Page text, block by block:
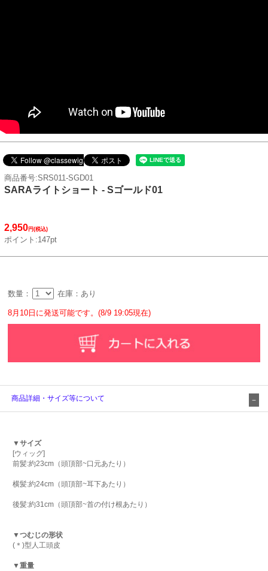
商品番号:SRS011-SGD01
SARAライトショート - Sゴールド01
2,950円(税込)
ポイント:147pt
数量： 在庫：あり
8月10日に発送可能です。(8/9 19:05現在)
商品詳細・サイズ等について
▼サイズ
[ウィッグ]
前髪:約23cm（頭頂部~口元あたり）
横髪:約24cm（頭頂部~耳下あたり）
後髪:約31cm（頭頂部~首の付け根あたり）
▼つむじの形状
(＊)型人工頭皮
▼重量